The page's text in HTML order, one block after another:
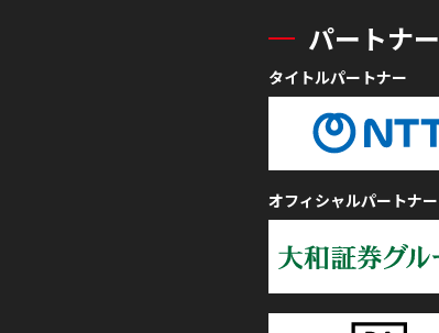
パートナー
タイトルパートナー
オフィシャルパートナー